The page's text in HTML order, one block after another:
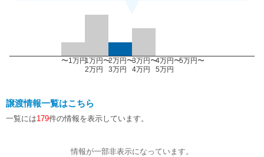
〜1万円1万円〜
2万円
2万円〜
3万円
3万円〜
4万円
4万円〜
5万円
5万円〜
譲渡情報一覧はこちら
一覧には179件の情報を表示しています。
情報が一部非表示になっています。